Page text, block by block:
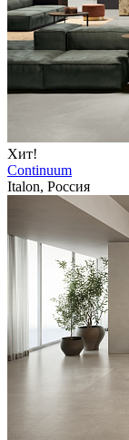
Хит!
Continuum
Italon, Россия